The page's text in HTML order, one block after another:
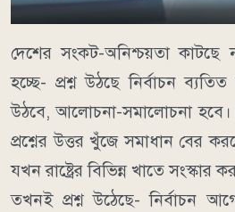
দেশের সংকট-অনিশ্চয়তা কাটছে
হচ্ছে- প্রশ্ন উঠছে নির্বাচন
উঠবে, আলোচনা-সমালোচনা হবে।
প্রশ্নের উত্তর খুঁজে সমাধান বের
যখন রাষ্ট্রের বিভিন্ন খাতে সংস্কার
তখনই প্রশ্ন উঠেছে- নির্বাচন